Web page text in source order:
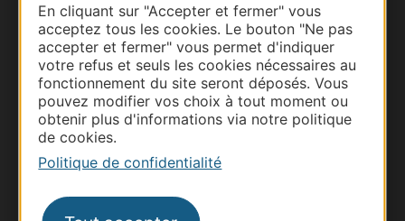
En cliquant sur "Accepter et fermer" vous
acceptez tous les cookies. Le bouton "Ne pas
accepter et fermer" vous permet d'indiquer
votre refus et seuls les cookies nécessaires au
fonctionnement du site seront déposés. Vous
pouvez modifier vos choix à tout moment ou
obtenir plus d'informations via notre politique
de cookies.
Politique de confidentialité
Thermalisme
Pros d'Occitanie